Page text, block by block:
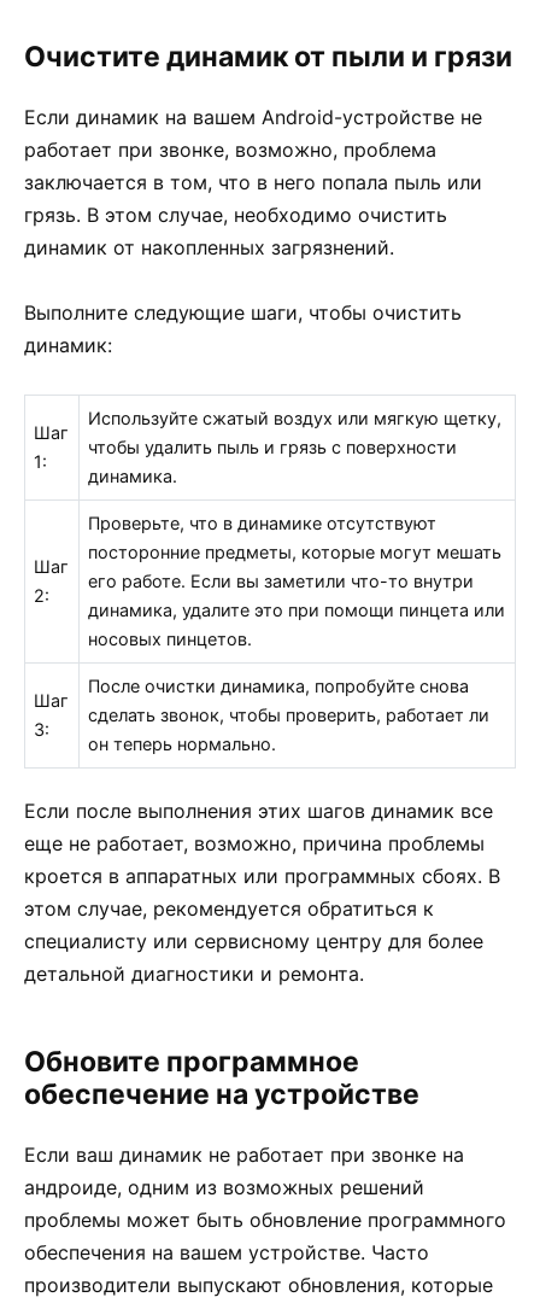
Очистите динамик от пыли и грязи
Если динамик на вашем Android-устройстве не
работает при звонке, возможно, проблема
заключается в том, что в него попала пыль или
грязь. В этом случае, необходимо очистить
динамик от накопленных загрязнений.
Выполните следующие шаги, чтобы очистить
динамик:
Шаг
1:
Используйте сжатый воздух или мягкую щетку,
чтобы удалить пыль и грязь с поверхности
динамика.
Шаг
2:
Проверьте, что в динамике отсутствуют
посторонние предметы, которые могут мешать
его работе. Если вы заметили что-то внутри
динамика, удалите это при помощи пинцета или
носовых пинцетов.
Шаг
3:
После очистки динамика, попробуйте снова
сделать звонок, чтобы проверить, работает ли
он теперь нормально.
Если после выполнения этих шагов динамик все
еще не работает, возможно, причина проблемы
кроется в аппаратных или программных сбоях. В
этом случае, рекомендуется обратиться к
специалисту или сервисному центру для более
детальной диагностики и ремонта.
Обновите программное
обеспечение на устройстве
Если ваш динамик не работает при звонке на
андроиде, одним из возможных решений
проблемы может быть обновление программного
обеспечения на вашем устройстве. Часто
производители выпускают обновления, которые